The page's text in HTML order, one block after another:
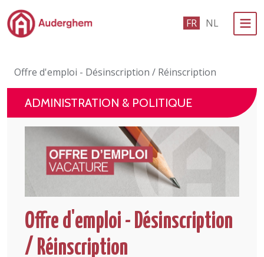
Passer au contenu principal FR NL
Événements et vie associative
eGuichet
Vivre à Auderghem
Offre d'emploi - Désinscription / Réinscription
ADMINISTRATION & POLITIQUE
Offre d'emploi - Désinscription
/ Réinscription